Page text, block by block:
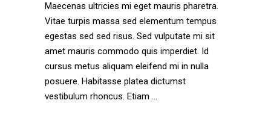
Maecenas ultricies mi eget mauris pharetra.
Vitae turpis massa sed elementum tempus
egestas sed sed risus. Sed vulputate mi sit
amet mauris commodo quis imperdiet. Id
cursus metus aliquam eleifend mi in nulla
posuere. Habitasse platea dictumst
vestibulum rhoncus. Etiam